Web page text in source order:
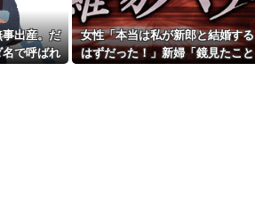
出産。だ
で呼ばれ
女性「本当は私が新郎と結婚する
はずだった！」新婦「鏡見たこと